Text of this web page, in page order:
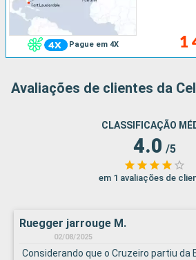
Pague em 4X 1
Avaliações de clientes da
CLASSIFICAÇÃO
4.0 /5
em 1 avaliações de
Ruegger jarrouge M.
02/08/2025
Considerando que o Cruzeiro partiu da